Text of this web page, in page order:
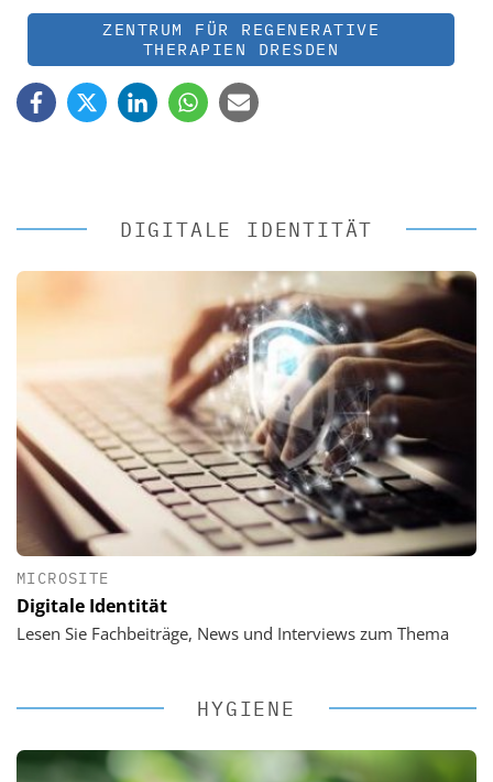
ZENTRUM FÜR REGENERATIVE
THERAPIEN DRESDEN
DIGITALE IDENTITÄT
MICROSITE
Digitale Identität
Lesen Sie Fachbeiträge, News und Interviews zum Thema
HYGIENE